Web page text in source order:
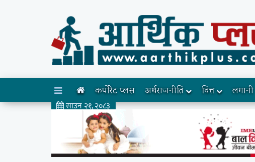
साउन २१, २०८३
कर्पोरेट प्लस अर्थराजनीति वित्त लगानी